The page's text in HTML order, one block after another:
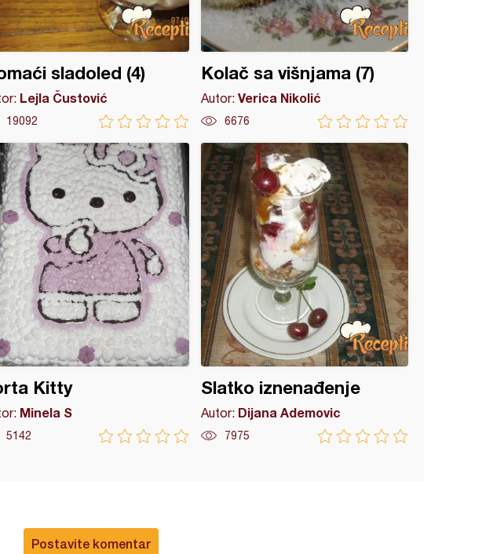
sladoled (4)
Lejla Čustović
19092
Kolač sa višnjama (7)
Autor:Verica Nikolić
6676
Kitty
Minela S
5142
Slatko iznenađenje
Autor: Dijana Ademovic
7975
Postavite komentar